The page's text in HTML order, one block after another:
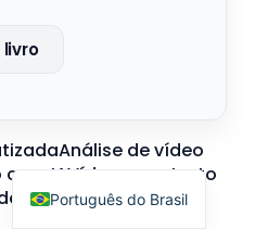
Análise de vídeo
com IAVídeo para texto
transcrição
Português do Brasil
English